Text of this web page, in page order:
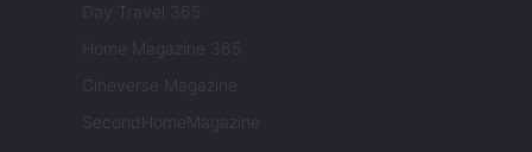
Day Travel 365
Home Magazine 365
Cineverse Magazine
SecondHomeMagazine